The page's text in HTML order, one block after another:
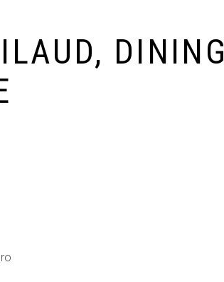
DINING